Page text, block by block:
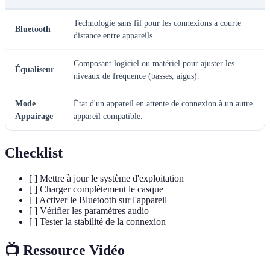
Bluetooth
Technologie sans fil pour les connexions à courte
distance entre appareils.
Équaliseur
Composant logiciel ou matériel pour ajuster les
niveaux de fréquence (basses, aigus).
Mode
Appairage
État d'un appareil en attente de connexion à un autre
appareil compatible.
Checklist
[ ] Mettre à jour le système d'exploitation
[ ] Charger complètement le casque
[ ] Activer le Bluetooth sur l'appareil
[ ] Vérifier les paramètres audio
[ ] Tester la stabilité de la connexion
📺 Ressource Vidéo